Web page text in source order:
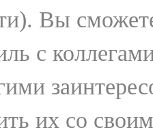
Вы
с
их со